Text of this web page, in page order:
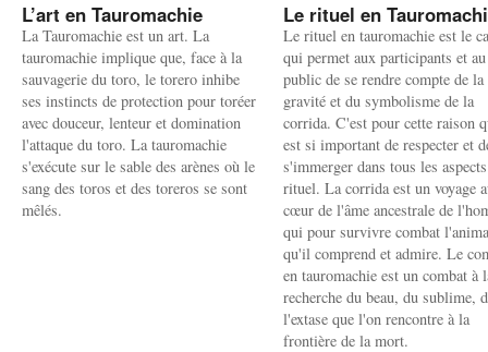
L’art en Tauromachie
La Tauromachie est un art. La
tauromachie implique que, face à la
sauvagerie du toro, le torero inhibe
ses instincts de protection pour toréer
avec douceur, lenteur et domination
l'attaque du toro. La tauromachie
s'exécute sur le sable des arènes où le
sang des toros et des toreros se sont
mêlés.
Le rituel en
Le rituel en tauromachie est le
qui permet aux participants et au
public de se rendre compte de la
gravité et du symbolisme de la
corrida. C'est pour cette raison
est si important de respecter et
s'immerger dans tous les
rituel. La corrida est un voyage
cœur de l'âme ancestrale de
qui pour survivre combat
qu'il comprend et admire. Le
en tauromachie est un combat à
recherche du beau, du sublime,
l'extase que l'on rencontre à la
frontière de la mort.